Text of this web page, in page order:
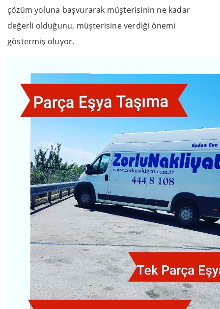
çözüm yoluna başvurarak müşterisinin ne kadar
değerli olduğunu, müşterisine verdiği önemi
göstermiş oluyor.